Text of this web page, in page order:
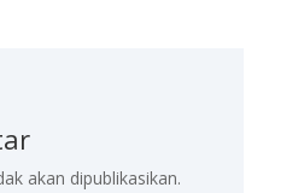
akan dipublikasikan.